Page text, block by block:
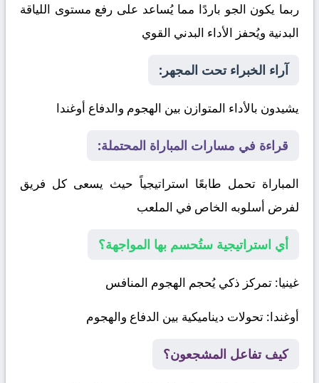
ربما يكون الجو باردًا مما يُساعد على رفع مستوى اللياقة
البدنية ويُحفز الأداء البدني القوي
آراء الخبراء تحت المجهر:
يشيدون بالأداء المتوازن بين الهجوم والدفاع أوغندا
قراءة في مسارات المباراة المحتملة:
المباراة تحمل طابعًا استراتيجياً حيث يسعى كل فريق
لفرض أسلوبه الخاص في الملعب
أي استراتيجية ستُحسم بها المواجهة؟
غينيا: تمركز ذكي يُحجم الهجوم المنافس
أوغندا: تحولات ديناميكية بين الدفاع والهجوم
كيف تفاعل المشجعون؟